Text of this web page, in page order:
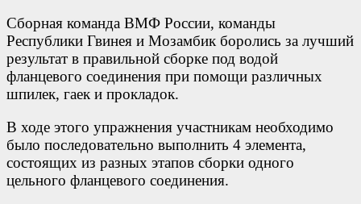
Сборная команда ВМФ России, команды
Республики Гвинея и Мозамбик боролись за лучший
результат в правильной сборке под водой
фланцевого соединения при помощи различных
шпилек, гаек и прокладок.
В ходе этого упражнения участникам необходимо
было последовательно выполнить 4 элемента,
состоящих из разных этапов сборки одного
цельного фланцевого соединения.